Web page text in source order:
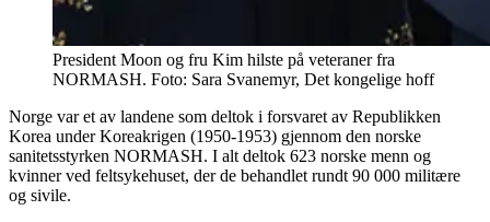
President Moon og fru Kim hilste på veteraner fra
NORMASH. Foto: Sara Svanemyr, Det kongelige hoff
Norge var et av landene som deltok i forsvaret av Republikken
Korea under Koreakrigen (1950-1953) gjennom den norske
sanitetsstyrken NORMASH. I alt deltok 623 norske menn og
kvinner ved feltsykehuset, der de behandlet rundt 90 000 militære
og sivile.